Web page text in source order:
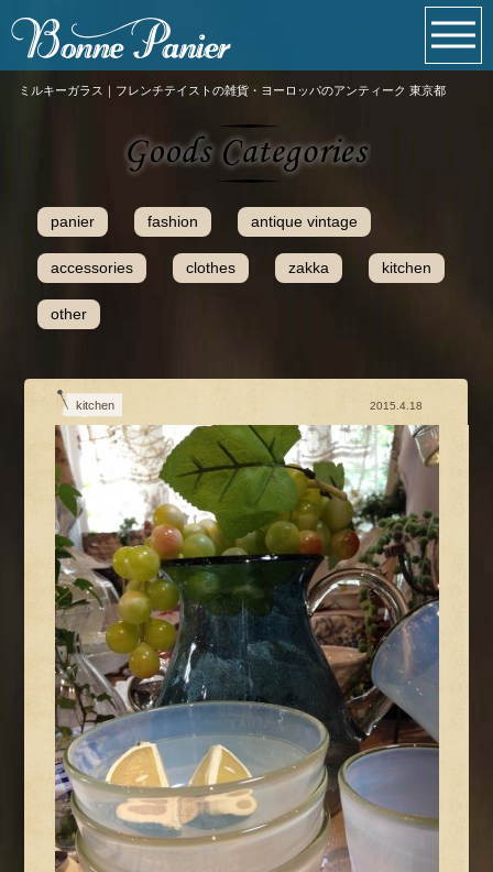
ミルキーガラス｜フレンチテイストの雑貨・ヨーロッパのアンティーク 東京都
panier fashion antique vintage
accessories clothes zakka kitchen
other
kitchen 2015.4.18